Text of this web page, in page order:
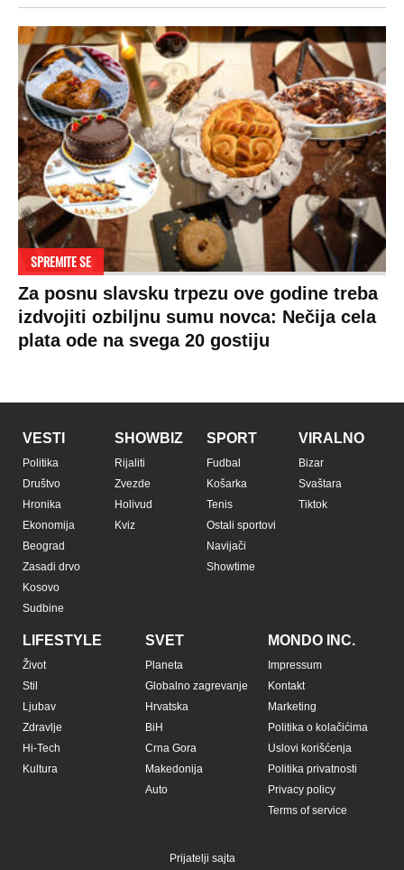
SPREMITE SE
Za posnu slavsku trpezu ove godine treba
izdvojiti ozbiljnu sumu novca: Nečija cela
plata ode na svega 20 gostiju
VESTI
Politika
Društvo
Hronika
Ekonomija
Beograd
Zasadi drvo
Kosovo
Sudbine
SHOWBIZ
Rijaliti
Zvezde
Holivud
Kviz
SPORT
Fudbal
Košarka
Tenis
Ostali sportovi
Navijači
Showtime
VIRALNO
Bizar
Svaštara
Tiktok
LIFESTYLE
Život
Stil
Ljubav
Zdravlje
Hi-Tech
Kultura
SVET
Planeta
Globalno zagrevanje
Hrvatska
BiH
Crna Gora
Makedonija
Auto
MONDO INC.
Impressum
Kontakt
Marketing
Politika o kolačićima
Uslovi korišćenja
Politika privatnosti
Privacy policy
Terms of service
Prijatelji sajta